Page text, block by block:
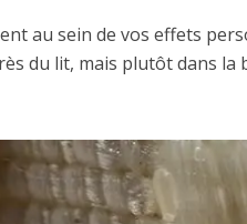
au sein de vos effets
du lit, mais plutôt dans la